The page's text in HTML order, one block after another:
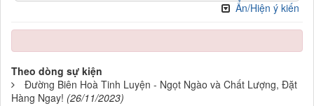
Ẩn/Hiện ý kiến
Theo dòng sự kiện
Đường Biên Hoà Tinh Luyện - Ngọt Ngào và Chất Lượng, Đặt
Hàng Ngay! (26/11/2023)